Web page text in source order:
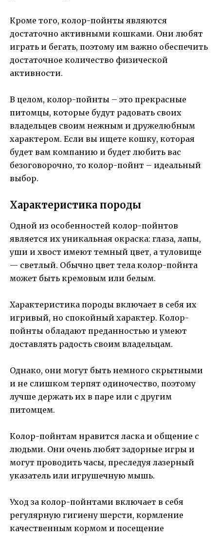
Кроме того, колор-пойнты являются
достаточно активными кошками. Они любят
играть и бегать, поэтому им важно обеспечить
достаточное количество физической
активности.
В целом, колор-пойнты – это прекрасные
питомцы, которые будут радовать своих
владельцев своим нежным и дружелюбным
характером. Если вы ищете кошку, которая
будет вам компанию и будет любить вас
безоговорочно, то колор-пойнт – идеальный
выбор.
Характеристика породы
Одной из особенностей колор-пойнтов
является их уникальная окраска: глаза, лапы,
уши и хвост имеют темный цвет, а туловище
— светлый. Обычно цвет тела колор-пойнта
может быть кремовым или белым.
Характеристика породы включает в себя их
игривый, но спокойный характер. Колор-
пойнты обладают преданностью и умеют
доставлять радость своим владельцам.
Однако, они могут быть немного скрытными
и не слишком терпят одиночество, поэтому
лучше держать их в паре или с другим
питомцем.
Колор-пойнтам нравится ласка и общение с
людьми. Они очень любят задорные игры и
могут проводить часы, преследуя лазерный
указатель или игрушечную мышь.
Уход за колор-пойнтами включает в себя
регулярную гигиену шерсти, кормление
качественным кормом и посещение